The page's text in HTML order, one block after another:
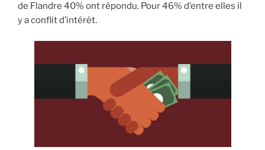
de Flandre 40% ont répondu. Pour 46% d’entre elles il
y a conflit d’intérêt.